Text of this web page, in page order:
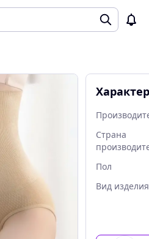
Страна
Пол
Вид изделия